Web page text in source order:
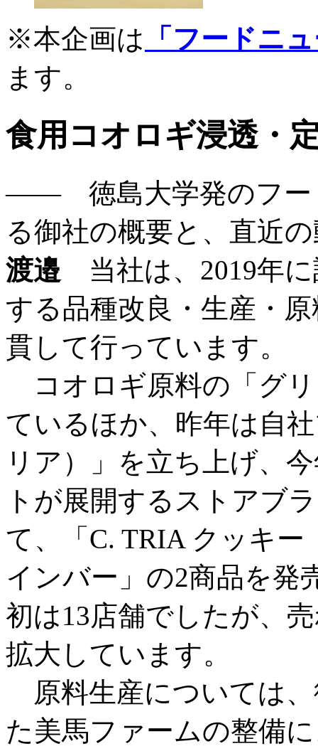
※本企画は 「フードニ
ます。
食用コオロギ浸透・
―― 徳島大学発のフー
る御社の概要と、直近
渡邉 当社は、2019年
する品種改良・生産・
貫して行っています。
コオロギ原料の「グ
ているほか、昨年は自
リア）」を立ち上げ、
トが展開するストアブ
て、「C. TRIA クッキー
インバー」の2商品を発
初は13店舗でしたが、
拡大しています。
原料生産については
た美馬ファームの整備